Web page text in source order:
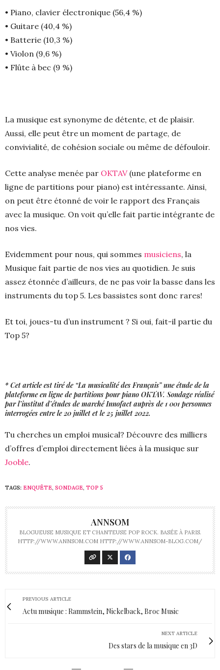
• Piano, clavier électronique (56,4 %)
• Guitare (40,4 %)
• Batterie (10,3 %)
• Violon (9,6 %)
• Flûte à bec (9 %)
La musique est synonyme de détente, et de plaisir.
Aussi, elle peut être un moment de partage, de
convivialité, de cohésion sociale ou même de défouloir.
Cette analyse menée par OKTAV(une plateforme en
ligne de partitions pour piano) est intéressante. Ainsi,
on peut être étonné de voir le rapport des Français
avec la musique. On voit qu’elle fait partie intégrante de
nos vies.
Evidemment pour nous, qui sommes musiciens, la
Musique fait partie de nos vies au quotidien. Je suis
assez étonnée d’ailleurs, de ne pas voir la basse dans les
instruments du top 5. Les bassistes sont donc rares!
Et toi, joues-tu d’un instrument ? Si oui, fait-il partie du
Top 5?
* Cet article est tiré de “La musicalité des Français” une étude de la
plateforme en ligne departitions pour piano OKTAV. Sondage réalisé
par l’institut d’études demarché Innofact auprès de 1 001 personnes
interrogées entre le 20 juilletet le 25 juillet 2022.
Tu cherches un emploi musical? Découvre des milliers
d’offres d’emploi directement liées à la musique sur
Jooble.
TAGS: ENQUÊTE, SONDAGE, TOP 5
ANNSOM
BLOGUEUSE MUSIQUE ET CHANTEUSE POP ROCK. BASÉE À PARIS.
HTTP://WWW.ANNSOM.COM HTTP://WWW.ANNSOM-BLOG.COM/
PREVIOUS ARTICLE
Actu musique : Rammstein, Nickelback, Broc Music
NEXT ARTICLE
Des stars de la musique en 3D